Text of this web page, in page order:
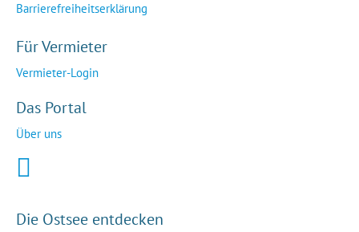
Barrierefreiheitserklärung
Für Vermieter
Vermieter-Login
Das Portal
Über uns
Die Ostsee entdecken